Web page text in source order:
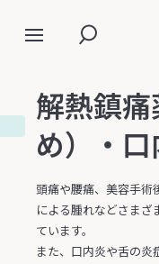
解熱鎮
め）・口
頭痛や腰痛、美容手術
による腫れなどさまざ
ています。
また、口内炎や舌の炎